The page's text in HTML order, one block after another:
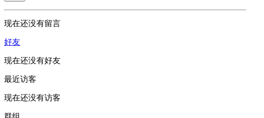
现在还没有留言
好友
现在还没有好友
最近访客
现在还没有访客
群组